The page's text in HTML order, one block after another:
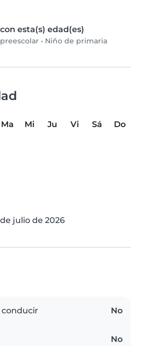
esta(s) edad(es)
• Niño de primaria
Ma Mi Ju Vi Sá
Do
julio de 2026
No
No